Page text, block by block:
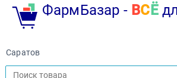
ФармБазар - ВС Ё
Саратов